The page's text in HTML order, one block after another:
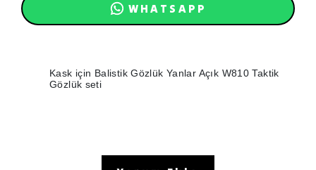
WHATSAPP
Kask için Balistik Gözlük Yanlar Açık W810 Taktik
Gözlük seti